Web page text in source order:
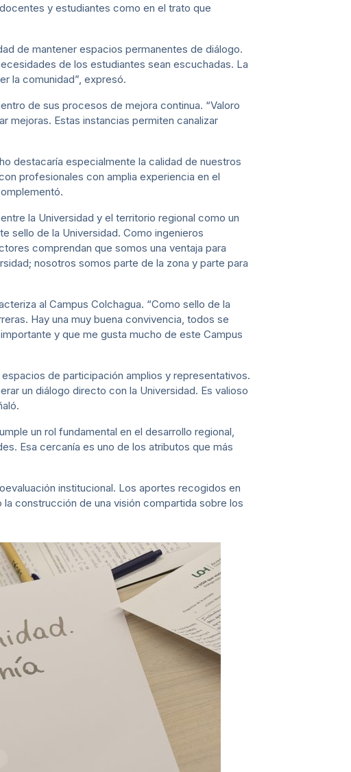
y estudiantes como en el trato que
de mantener espacios permanentes de diálogo.
de los estudiantes sean escuchadas. La
la comunidad”, expresó.
de sus procesos de mejora continua. “Valoro
mejoras. Estas instancias permiten canalizar
destacaría especialmente la calidad de nuestros
profesionales con amplia experiencia en el
la Universidad y el territorio regional como un
sello de la Universidad. Como ingenieros
comprendan que somos una ventaja para
nosotros somos parte de la zona y parte para
al Campus Colchagua. “Como sello de la
Hay una muy buena convivencia, todos se
y que me gusta mucho de este Campus
de participación amplios y representativos.
un diálogo directo con la Universidad. Es valioso
un rol fundamental en el desarrollo regional,
Esa cercanía es uno de los atributos que más
institucional. Los aportes recogidos en
construcción de una visión compartida sobre los